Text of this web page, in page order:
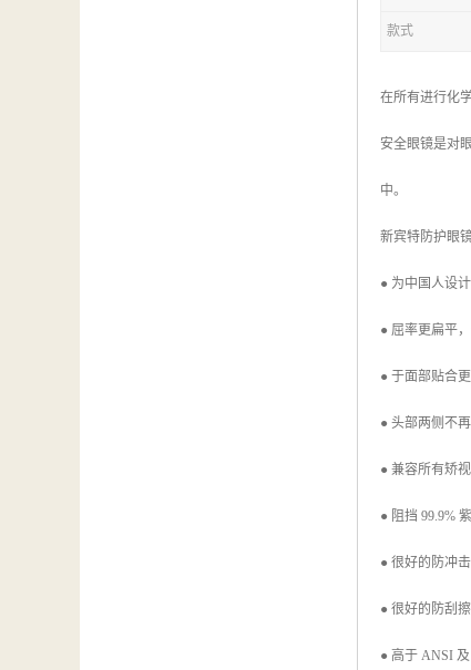
款式
在所有进行化
安全眼镜是对
中。
新宾特防护眼
● 为中国人设
● 屈率更扁平
● 于面部贴合更
● 头部两侧不再
● 兼容所有矫视
● 阻挡 99.9%
● 很好的防冲击
● 很好的防刮擦
● 高于 ANSI 及